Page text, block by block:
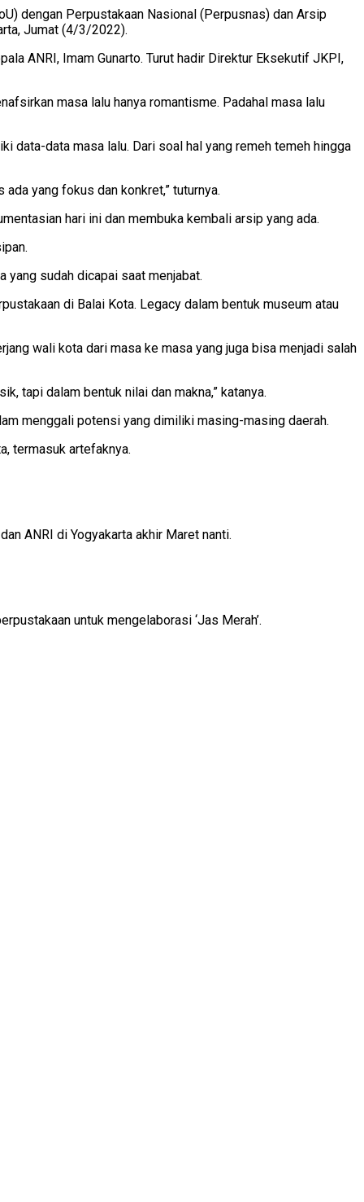
dengan Perpustakaan Nasional (Perpusnas) dan Arsip
Jumat (4/3/2022).
ANRI, Imam Gunarto. Turut hadir Direktur Eksekutif JKPI,
masa lalu hanya romantisme. Padahal masa lalu
data-data masa lalu. Dari soal hal yang remeh temeh hingga
yang fokus dan konkret,” tuturnya.
hari ini dan membuka kembali arsip yang ada.
yang sudah dicapai saat menjabat.
di Balai Kota. Legacy dalam bentuk museum atau
wali kota dari masa ke masa yang juga bisa menjadi salah
tapi dalam bentuk nilai dan makna,” katanya.
menggali potensi yang dimiliki masing-masing daerah.
termasuk artefaknya.
ANRI di Yogyakarta akhir Maret nanti.
untuk mengelaborasi ‘Jas Merah’.